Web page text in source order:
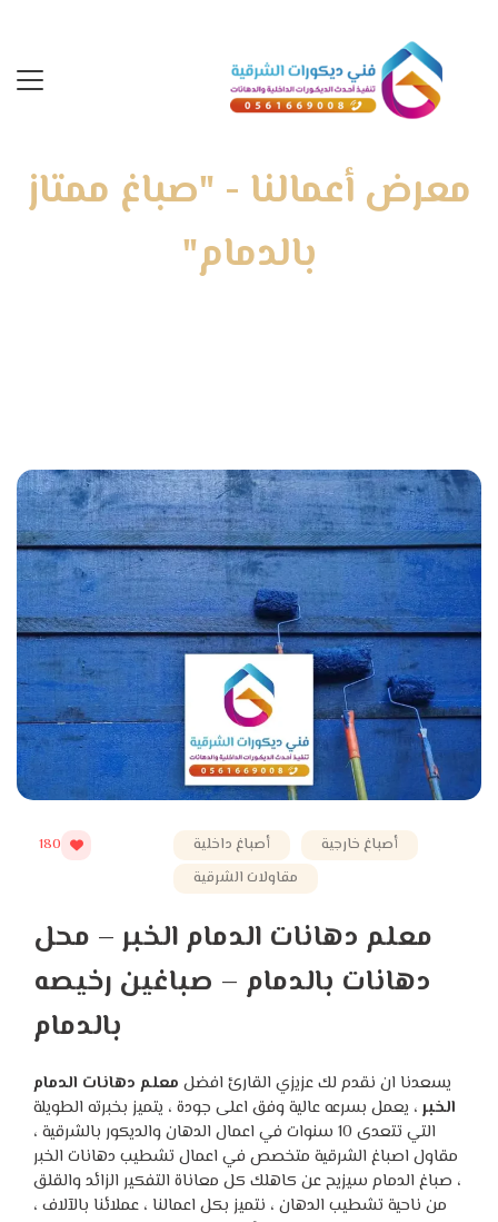
معرض أعمالنا - "صباغ ممتاز
بالدمام"
أصباغ خارجية
أصباغ داخلية
مقاولات الشرقية
180
معلم دهانات الدمام الخبر – محل
دهانات بالدمام – صباغين رخيصه
بالدمام
يسعدنا ان نقدم لك عزيزي القارئ افضل معلم دهانات الدمام
الخبر ، يعمل بسرعه عالية وفق اعلى جودة ، يتميز بخبرته الطويلة
التي تتعدى 10 سنوات في اعمال الدهان والديكور بالشرقية ،
مقاول اصباغ الشرقية متخصص في اعمال تشطيب دهانات الخبر
، صباغ الدمام سيزيح عن كاهلك كل معاناة التفكير الزائد والقلق
من ناحية تشطيب الدهان ، نتميز بكل اعمالنا ، عملائنا بالآلاف ،